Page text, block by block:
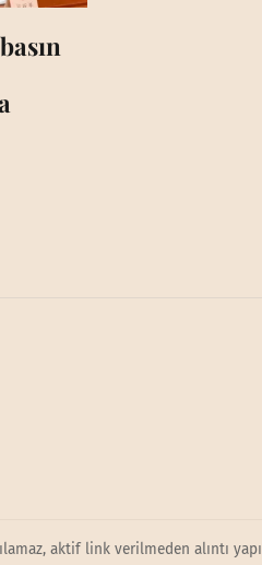
aktif link verilmeden alıntı